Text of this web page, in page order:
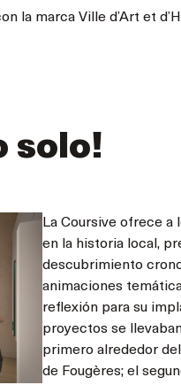
la marca Ville d’Art et
solo!
La Coursive ofrece a
en la historia local,
descubrimiento
animaciones
reflexión para su
proyectos se
primero alrededor
de Fougères; el